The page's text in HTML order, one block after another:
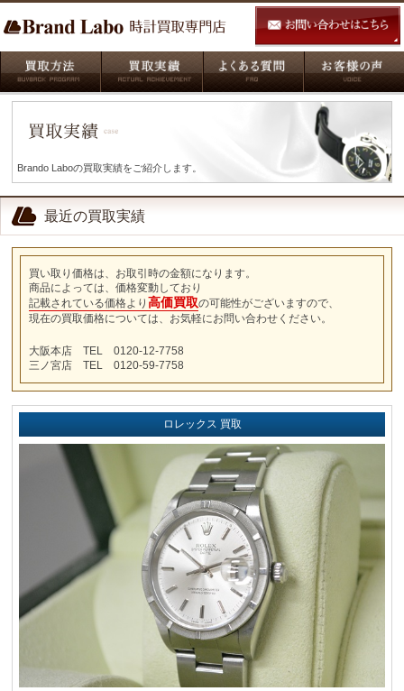
Brando Laboの買取実績をご紹介します。
最近の買取実績
買い取り価格は、お取引時の金額になります。
商品によっては、価格変動しており
記載されている価格より 高価買取の可能性がございますので、
現在の買取価格については、お気軽にお問い合わせください。
大阪本店 TEL 0120-12-7758
三ノ宮店 TEL 0120-59-7758
ロレックス 買取